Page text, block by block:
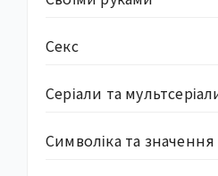
Секс
Серіали та
Символіка та значення